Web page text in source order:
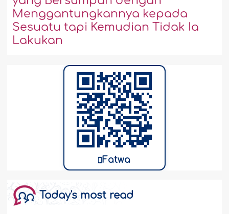
Menggantungkannya kepada
Sesuatu tapi Kemudian Tidak Ia
Lakukan
Fatwa
Today's most read